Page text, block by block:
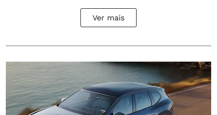
Ver mais